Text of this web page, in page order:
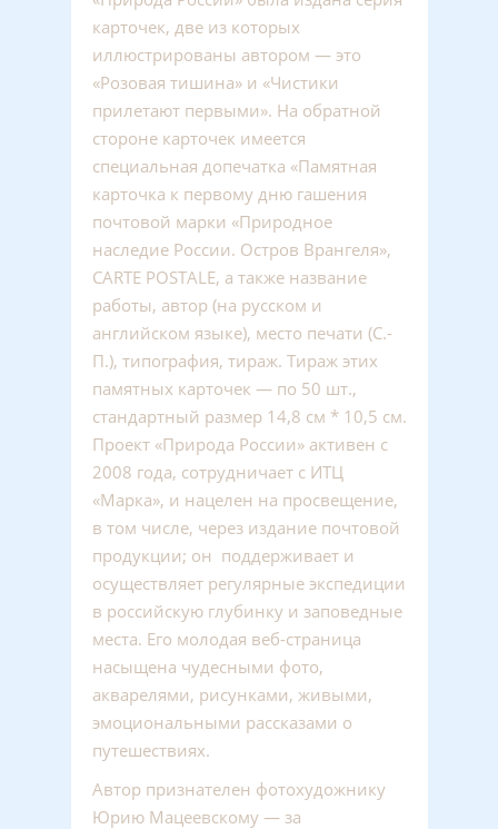
карточек, две из которых
иллюстрированы автором — это
«Розовая тишина» и «Чистики
прилетают первыми». На обратной
стороне карточек имеется
специальная допечатка «Памятная
карточка к первому дню гашения
почтовой марки «Природное
наследие России. Остров Врангеля»,
CARTE POSTALE, а также название
работы, автор (на русском и
английском языке), место печати (С.-
П.), типография, тираж. Тираж этих
памятных карточек — по 50 шт.,
стандартный размер 14,8 см * 10,5 см.
Проект «Природа России» активен с
2008 года, сотрудничает с ИТЦ
«Марка», и нацелен на просвещение,
в том числе, через издание почтовой
продукции; он поддерживает и
осуществляет регулярные экспедиции
в российскую глубинку и заповедные
места. Его молодая веб-страница
насыщена чудесными фото,
акварелями, рисунками, живыми,
эмоциональными рассказами о
путешествиях.
Автор признателен фотохудожнику
Юрию Мацеевскому — за